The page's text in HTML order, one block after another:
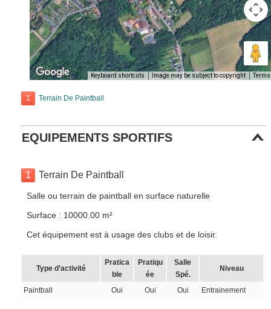
Keyboard shortcuts Image may be subject to copyright Terms
1 Terrain De Paintball
EQUIPEMENTS SPORTIFS
1 Terrain De Paintball
Salle ou terrain de paintball en surface naturelle
Surface : 10000.00 m²
Cet équipement est à usage des clubs et de loisir.
Type d’activité
Pratica
ble
Pratiqu
ée
Salle
Spé.
Niveau
Paintball Oui Oui Oui Entrainement